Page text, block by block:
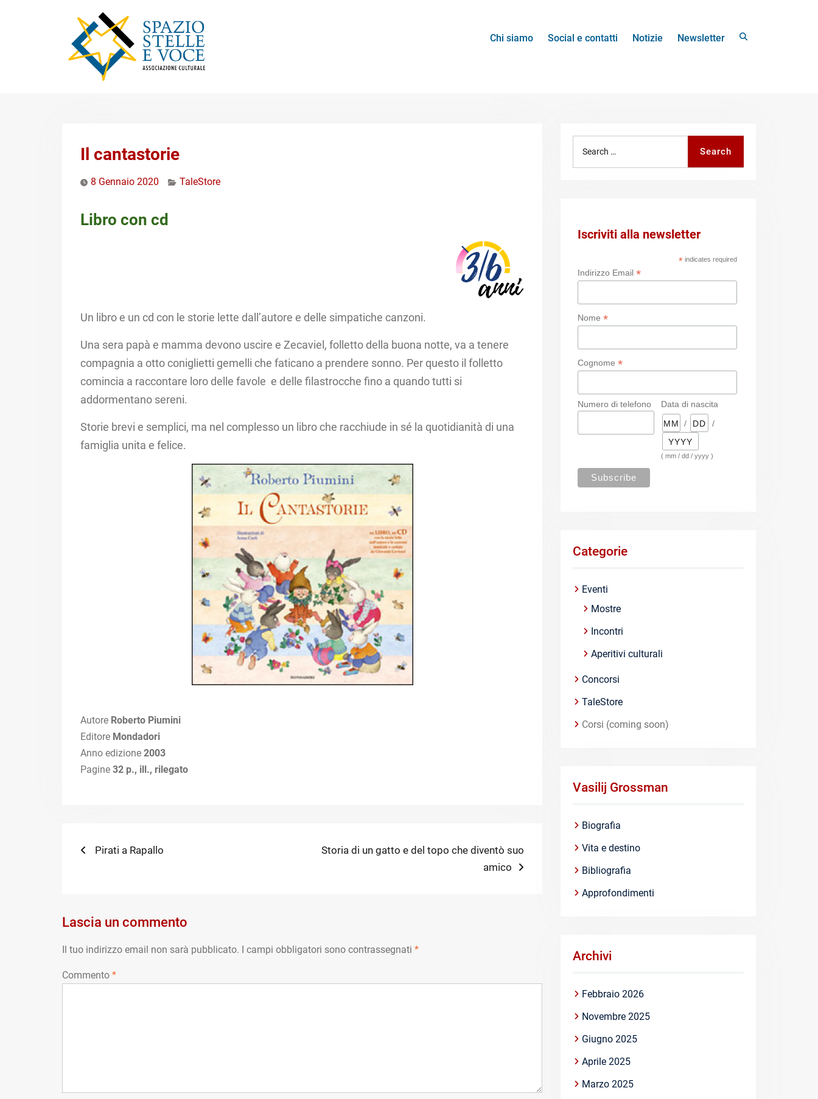
Chi siamo Social e contatti Notizie Newsletter
Il cantastorie
8 Gennaio 2020 TaleStore
Libro con cd
Un libro e un cd con le storie lette dall’autore e delle simpatiche canzoni.​
Una sera papà e mamma devono uscire e Zecaviel, folletto della buona notte, va a tenere
compagnia a otto coniglietti gemelli che faticano a prendere sonno. Per questo il folletto
comincia a raccontare loro delle favole e delle filastrocche fino a quando tutti si
addormentano sereni.​
Storie brevi e semplici, ma nel complesso un libro che racchiude in sé la quotidianità di una
famiglia unita e felice.​
Autore Roberto Piumini
Editore Mondadori
Anno edizione 2003
Pagine 32 p., ill., rilegato
Navigazione
Previous
Pirati a Rapallo
Next
Storia di un gatto e del topo che diventò suo
amico
Lascia un commento
Il tuo indirizzo email non sarà pubblicato. I campi obbligatori sono contrassegnati *
Commento *
Search
Iscriviti alla newsletter
* indicates required
Indirizzo Email*
Nome*
Cognome*
Numero di telefono
Data di nascita
/
/
( mm / dd / yyyy )
Categorie
Eventi
Mostre
Incontri
Aperitivi culturali
Concorsi
TaleStore
Corsi (coming soon)
Vasilij Grossman
Biografia
Vita e destino
Bibliografia
Approfondimenti
Archivi
Febbraio 2026
Novembre 2025
Giugno 2025
Aprile 2025
Marzo 2025